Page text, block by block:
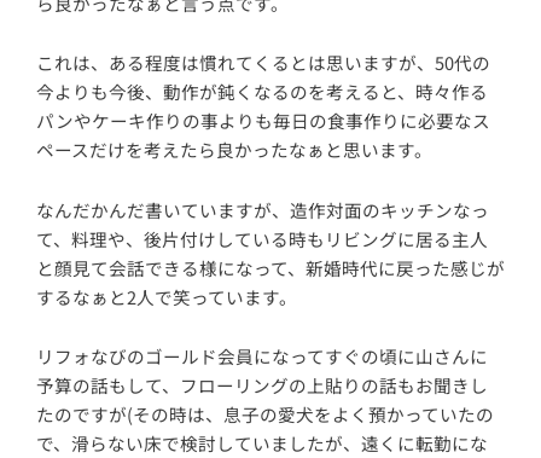
これは、ある程度は慣れてくるとは思いますが、50代の
今よりも今後、動作が鈍くなるのを考えると、時々作る
パンやケーキ作りの事よりも毎日の食事作りに必要なス
ペースだけを考えたら良かったなぁと思います。
なんだかんだ書いていますが、造作対面のキッチンなっ
て、料理や、後片付けしている時もリビングに居る主人
と顔見て会話できる様になって、新婚時代に戻った感じが
するなぁと2人で笑っています。
リフォなびのゴールド会員になってすぐの頃に山さんに
予算の話もして、フローリングの上貼りの話もお聞きし
たのですが(その時は、息子の愛犬をよく預かっていたの
で、滑らない床で検討していましたが、遠くに転勤にな